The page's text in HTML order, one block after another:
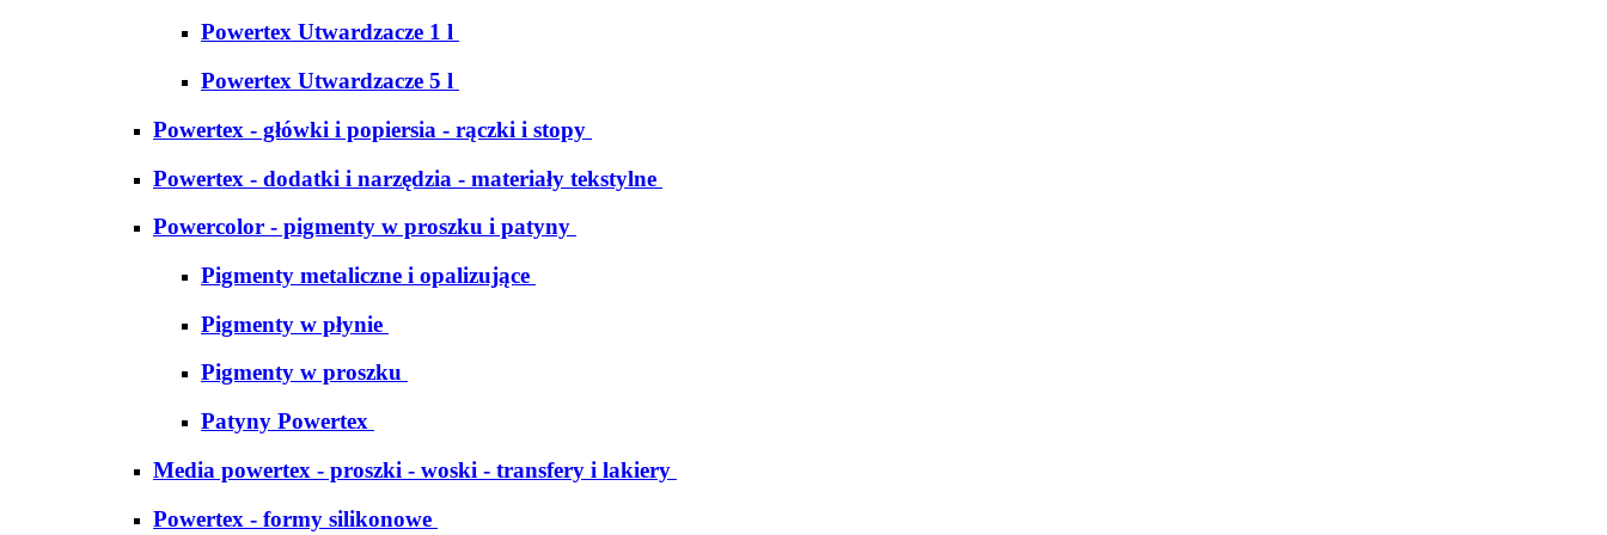
Powertex Utwardzacze 1 l
Powertex Utwardzacze 5 l
Powertex - główki i popiersia - rączki i stopy
Powertex - dodatki i narzędzia - materiały tekstylne
Powercolor - pigmenty w proszku i patyny
Pigmenty metaliczne i opalizujące
Pigmenty w płynie
Pigmenty w proszku
Patyny Powertex
Media powertex - proszki - woski - transfery i lakiery
Powertex - formy silikonowe